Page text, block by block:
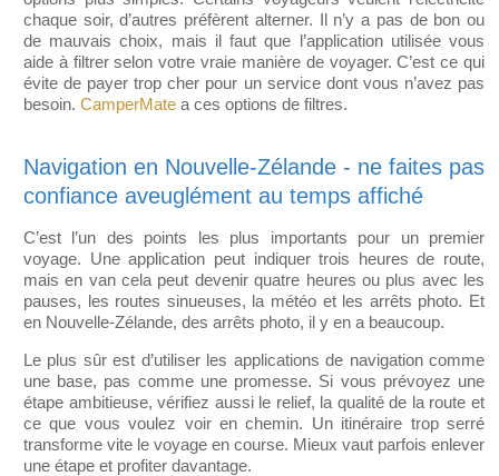
chaque soir, d’autres préfèrent alterner. Il n’y a pas de bon ou
de mauvais choix, mais il faut que l’application utilisée vous
aide à filtrer selon votre vraie manière de voyager. C’est ce qui
évite de payer trop cher pour un service dont vous n’avez pas
besoin. CamperMate a ces options de filtres.
Navigation en Nouvelle-Zélande - ne faites pas
confiance aveuglément au temps affiché
C’est l’un des points les plus importants pour un premier
voyage. Une application peut indiquer trois heures de route,
mais en van cela peut devenir quatre heures ou plus avec les
pauses, les routes sinueuses, la météo et les arrêts photo. Et
en Nouvelle-Zélande, des arrêts photo, il y en a beaucoup.
Le plus sûr est d’utiliser les applications de navigation comme
une base, pas comme une promesse. Si vous prévoyez une
étape ambitieuse, vérifiez aussi le relief, la qualité de la route et
ce que vous voulez voir en chemin. Un itinéraire trop serré
transforme vite le voyage en course. Mieux vaut parfois enlever
une étape et profiter davantage.